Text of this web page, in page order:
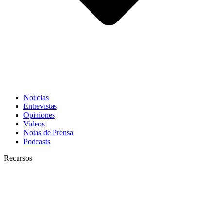
Noticias
Entrevistas
Opiniones
Videos
Notas de Prensa
Podcasts
Recursos